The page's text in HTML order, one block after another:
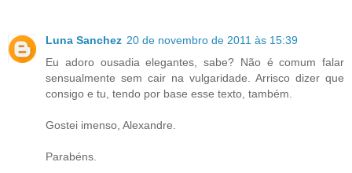
Luna Sanchez 20 de novembro de 2011 às 15:39
Eu adoro ousadia elegantes, sabe? Não é comum falar
sensualmente sem cair na vulgaridade. Arrisco dizer que
consigo e tu, tendo por base esse texto, também.
Gostei imenso, Alexandre.
Parabéns.